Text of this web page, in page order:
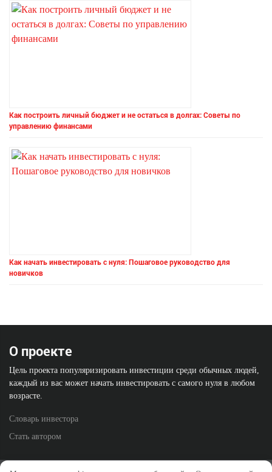
Как построить личный бюджет и не остаться в долгах: Советы по
управлению финансами
Как начать инвестировать с нуля: Пошаговое руководство для
новичков
О проекте
Цель проекта популяризировать инвестиции среди обычных людей,
каждый из вас может начать инвестировать с самого нуля в любом
возрасте.
Словарь инвестора
Стать автором
Политика конфиденциальности Отказ от ответственности